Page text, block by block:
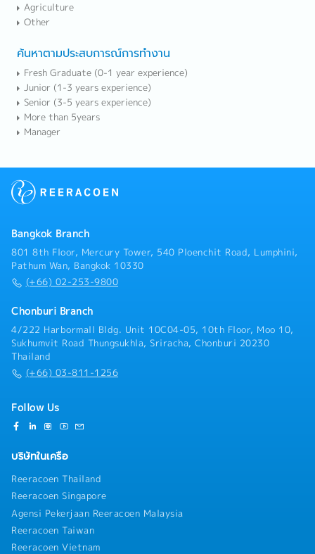
Agriculture
Other
ค้นหาตามประสบการณ์การทำงาน
Fresh Graduate (0-1 year experience)
Junior (1-3 years experience)
Senior (3-5 years experience)
More than 5years
Manager
Bangkok Branch
801 8th Floor, Mercury Tower, 540 Ploenchit Road, Lumphini,
Pathum Wan, Bangkok 10330
(+66) 02-253-9800
Chonburi Branch
4/222 Harbormall Bldg. Unit 10C04-05, 10th Floor, Moo 10,
Sukhumvit Road Thungsukhla, Sriracha, Chonburi 20230
Thailand
(+66) 03-811-1256
Follow Us
บริษัทในเครือ
Reeracoen Thailand
Reeracoen Singapore
Agensi Pekerjaan Reeracoen Malaysia
Reeracoen Taiwan
Reeracoen Vietnam